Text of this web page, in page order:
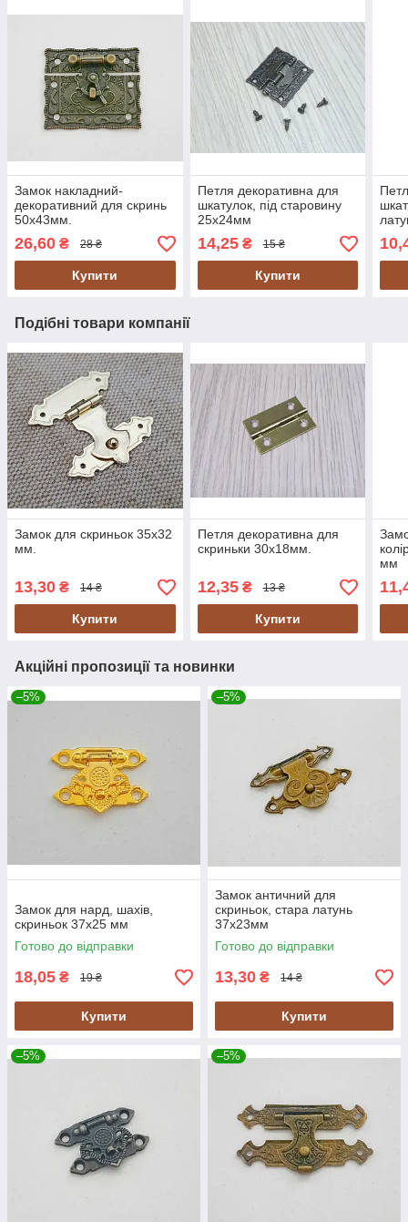
Замок накладний-
декоративний для скринь
50х43мм.
26,60 ₴ 28 ₴
Купити
Петля декоративна для
шкатулок, під старовину
25х24мм
14,25₴ 15 ₴
Купити
Подібні товари компанії
Замок для скриньок 35х32
мм.
13,30 ₴ 14 ₴
Купити
Петля декоративна для
скриньки 30х18мм.
12,35₴ 13 ₴
Купити
мм
Акційні пропозиції та новинки
–5%
Замок для нард, шахів,
скриньок 37х25 мм
Готово до відправки
18,05 ₴ 19 ₴
Купити
–5%
Замок античний для
скриньок, стара латунь
37х23мм
Готово до відправки
13,30 ₴ 14 ₴
Купити
–5% –5%